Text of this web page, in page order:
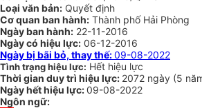
Loại văn bản: Quyết định
Cơ quan ban hành: Thành phố Hải Phòng
Ngày ban hành: 22-11-2016
Ngày có hiệu lực: 06-12-2016
Ngày bị bãi bỏ, thay thế:09-08-2022
Tình trạng hiệu lực: Hết hiệu lực
Thời gian duy trì hiệu lực: 2072 ngày (5
Ngày hết hiệu lực:09-08-2022
Ngôn ngữ: